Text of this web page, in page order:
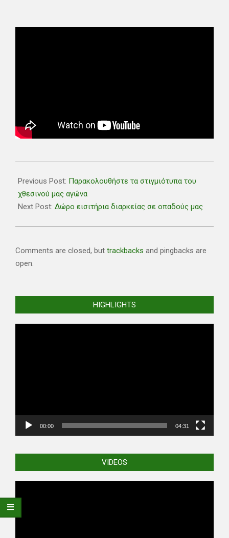
11-
18
Previous Post: Παρακολουθήστε τα στιγμιότυπα του
χθεσινού μας αγώνα
Next Post: Δώρο εισιτήρια διαρκείας σε οπαδούς μας
Comments are closed, but trackbacks and pingbacks are
open.
HIGHLIGHTS
00:00 04:31
VIDEOS
Player